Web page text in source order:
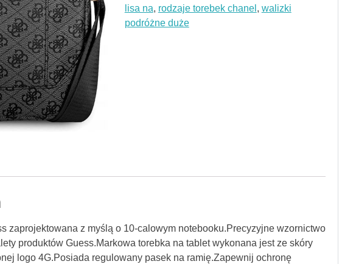
lisa na, rodzaje torebek chanel , walizki
podróżne duże
zaprojektowana z myślą o 10-calowym notebooku.Precyzyjne wzornictwo
produktów Guess.Markowa torebka na tablet wykonana jest ze skóry
logo 4G.Posiada regulowany pasek na ramię.Zapewnij ochronę